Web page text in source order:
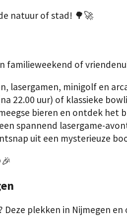
natuur of stad! 🌳🚀
familieweekend of
lasergamen, minigolf en
22.00 uur) of klassieke
bieren en ontdek het
spannend lasergame-
uit een mysterieuze
plekken in Nijmegen